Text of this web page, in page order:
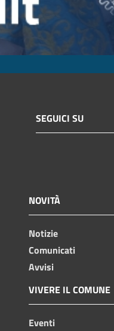
SEGUICI SU
NOVITÀ
Notizie
Comunicati
Avvisi
VIVERE IL COMUNE
Eventi